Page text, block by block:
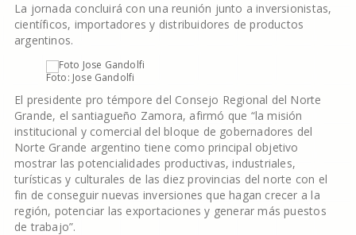
La jornada concluirá con una reunión junto a inversionistas,
científicos, importadores y distribuidores de productos
argentinos.
Foto: Jose Gandolfi
El presidente pro témpore del Consejo Regional del Norte
Grande, el santiagueño Zamora, afirmó que “la misión
institucional y comercial del bloque de gobernadores del
Norte Grande argentino tiene como principal objetivo
mostrar las potencialidades productivas, industriales,
turísticas y culturales de las diez provincias del norte con el
fin de conseguir nuevas inversiones que hagan crecer a la
región, potenciar las exportaciones y generar más puestos
de trabajo”.